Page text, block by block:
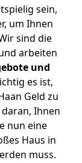
sein,
um Ihnen
sind die
arbeiten
und
es ist,
Geld zu
Ihnen
nun eine
Haus in
muss.